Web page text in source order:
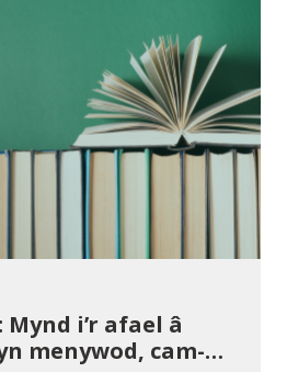
Mynd i’r afael â
menywod, cam-